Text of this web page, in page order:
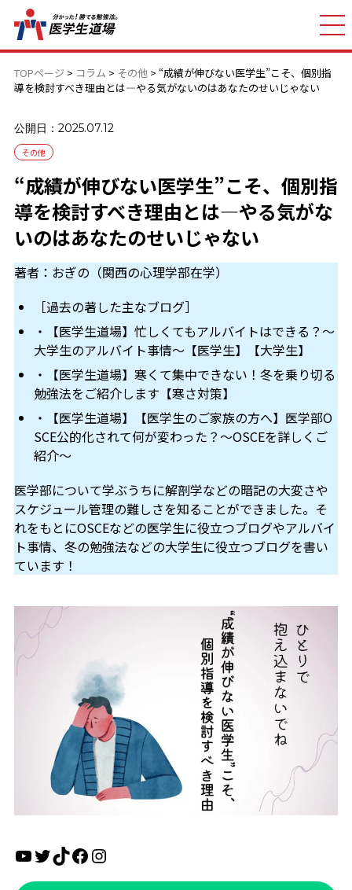
TOPページ > コラム > その他> “成績が伸びない医学生”こそ、個別指
導を検討すべき理由とは—やる気がないのはあなたのせいじゃない
公開日：2025.07.12
その他
“成績が伸びない医学生”こそ、個別指
導を検討すべき理由とは—やる気がな
いのはあなたのせいじゃない
著者：おぎの（関西の心理学部在学）
［過去の著した主なブログ］
・【医学生道場】忙しくてもアルバイトはできる？～
大学生のアルバイト事情～【医学生】【大学生】
・【医学生道場】寒くて集中できない！冬を乗り切る
勉強法をご紹介します【寒さ対策】
・【医学生道場】【医学生のご家族の方へ】医学部O
SCE公的化されて何が変わった？～OSCEを詳しくご
紹介～
医学部について学ぶうちに解剖学などの暗記の大変さや
スケジュール管理の難しさを知ることができました。そ
れをもとにOSCEなどの医学生に役立つブログやアルバイ
ト事情、冬の勉強法などの大学生に役立つブログを書い
ています！
YouTube Twitter TikTok Facebook Instagram